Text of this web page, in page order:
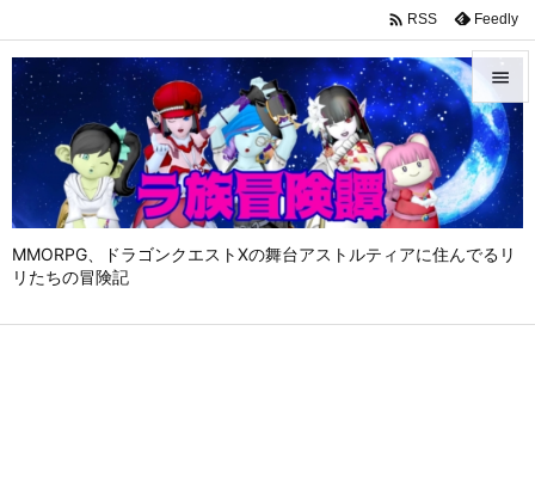
MMORPG、ドラゴンクエストⅩの舞台アストルティアに住んでるリ
リたちの冒険記


メニュ

サイド

 RSS Feedly